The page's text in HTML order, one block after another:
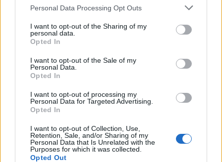
Personal Data Processing Opt Outs
I want to opt-out of the Sharing of my
personal data.
Opted In
I want to opt-out of the Sale of my
Personal Data.
Opted In
I want to opt-out of processing my
Personal Data for Targeted Advertising.
Opted In
I want to opt-out of Collection, Use,
Retention, Sale, and/or Sharing of my
Personal Data that Is Unrelated with the
Purposes for which it was collected.
Opted Out
epilepsziámmal
A rovat további cikkei